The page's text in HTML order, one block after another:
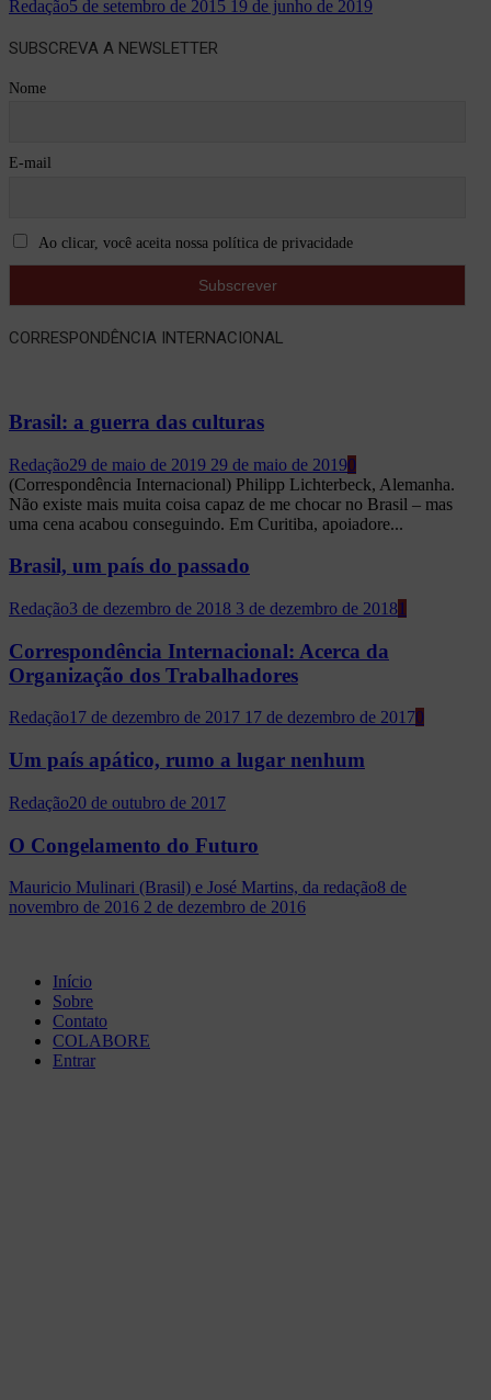
Redação5 de setembro de 2015 19 de junho de 2019
SUBSCREVA A NEWSLETTER
Nome
E-mail
Ao clicar, você aceita nossa política de privacidade
CORRESPONDÊNCIA INTERNACIONAL
Brasil: a guerra das culturas
Redação29 de maio de 2019 29 de maio de 20190
(Correspondência Internacional) Philipp Lichterbeck, Alemanha.
Não existe mais muita coisa capaz de me chocar no Brasil – mas
uma cena acabou conseguindo. Em Curitiba, apoiadore...
Brasil, um país do passado
Redação3 de dezembro de 2018 3 de dezembro de 20181
Correspondência Internacional: Acerca da
Organização dos Trabalhadores
Redação17 de dezembro de 2017 17 de dezembro de 20170
Um país apático, rumo a lugar nenhum
Redação20 de outubro de 2017
O Congelamento do Futuro
Mauricio Mulinari (Brasil) e José Martins, da redação8 de
novembro de 2016 2 de dezembro de 2016
Início
Sobre
Contato
COLABORE
Entrar